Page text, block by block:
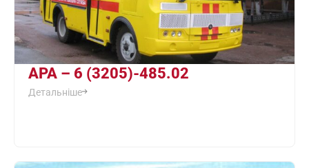
АРА – 6 (3205)-485.02
Детальніше